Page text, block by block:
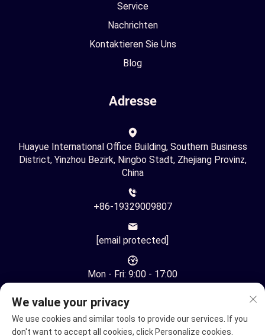
Service
Nachrichten
Kontaktieren Sie Uns
Blog
Adresse
Huayue International Office Building, Southern Business
District, Yinzhou Bezirk, Ningbo Stadt, Zhejiang Provinz,
China
+86-19329009807
[email protected]
Mon - Fri: 9:00 - 17:00
We value your privacy
We use cookies and similar tools to provide our services. If you
don't want to accept all cookies, click Personalize cookies.